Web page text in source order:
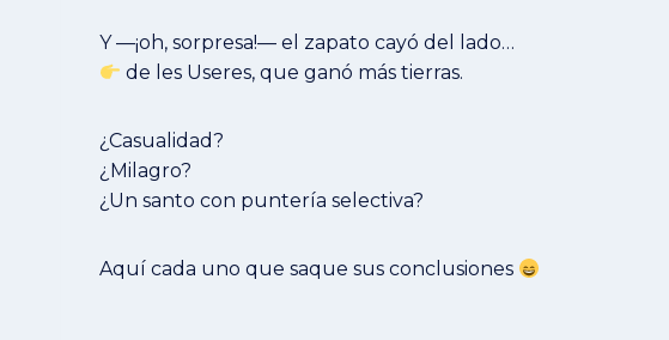
Y —¡oh, sorpresa!— el zapato cayó del lado…
de les Useres, que ganó más tierras.
¿Casualidad?
¿Milagro?
¿Un santo con puntería selectiva?
Aquí cada uno que saque sus conclusiones